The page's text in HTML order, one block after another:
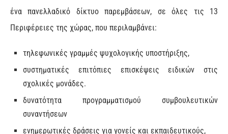
ένα πανελλαδικό δίκτυο παρεμβάσεων, σε όλες τις 13
Περιφέρειες της χώρας, που περιλαμβάνει:
τηλεφωνικές γραμμές ψυχολογικής υποστήριξης,
συστηματικές επιτόπιες επισκέψεις ειδικών στις
σχολικές μονάδες.
δυνατότητα προγραμματισμού συμβουλευτικών
συναντήσεων
ενημερωτικές δράσεις για γονείς και εκπαιδευτικούς,